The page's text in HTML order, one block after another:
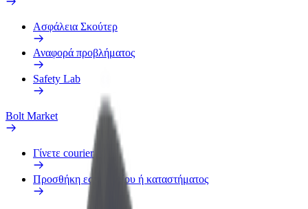
Ασφάλεια Σκούτερ
Αναφορά προβλήματος
Safety Lab
Bolt Market
Γίνετε courier
Προσθήκη εστιατορίου ή καταστήματος